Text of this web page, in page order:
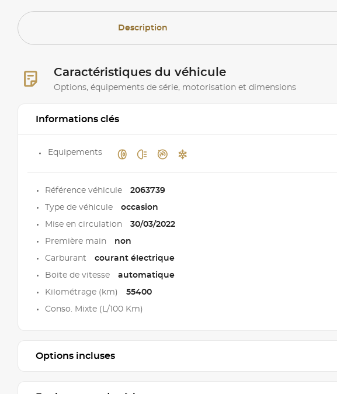
Description
Caractéristiques du véhicule
Options, équipements de série, motorisation et dimensions
Informations clés
Equipements
Référence véhicule 2063739
Type de véhicule occasion
Mise en circulation 30/03/2022
Première main non
Carburant courant électrique
Boite de vitesse automatique
Kilométrage (km) 55400
Conso. Mixte (L/100 Km)
Options incluses